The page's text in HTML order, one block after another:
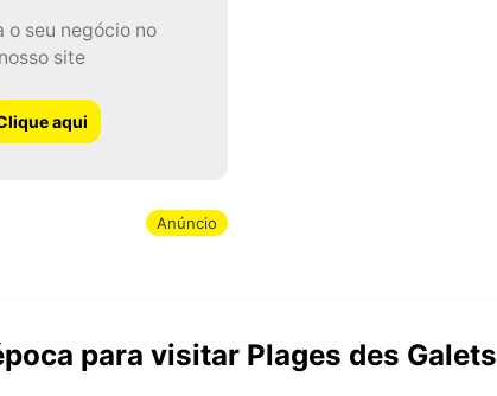
o seu negócio no
nosso site
aqui
Anúncio
para visitar Plages des Galets